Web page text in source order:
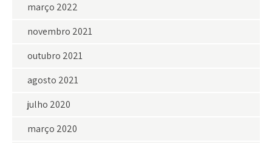
março 2022
novembro 2021
outubro 2021
agosto 2021
julho 2020
março 2020